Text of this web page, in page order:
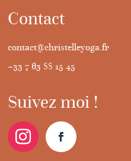
Contact
contact@christelleyoga.fr
+33 7 63 88 15 45
Suivez moi !